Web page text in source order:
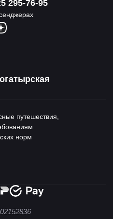
295-76-95
путешествия,
норм